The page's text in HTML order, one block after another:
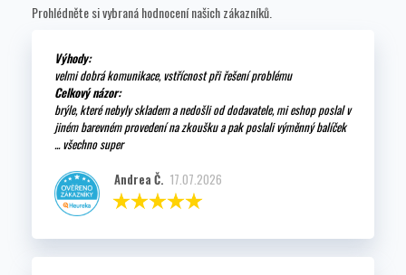
Prohlédněte si vybraná hodnocení našich zákazníků.
Výhody:
velmi dobrá komunikace, vstřícnost při řešení problému
Celkový názor:
brýle, které nebyly skladem a nedošli od dodavatele, mi eshop poslal v
jiném barevném provedení na zkoušku a pak poslali výměnný balíček
... všechno super
Andrea Č. 17.07.2026